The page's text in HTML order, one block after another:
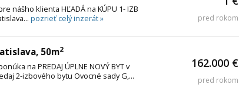
nášho klienta HĽADÁ na KÚPU 1- IZB
pozrieť celý inzerát » pred rokom
50m2
na PREDAJ ÚPLNE NOVÝ BYT v
2-izbového bytu Ovocné sady G,...
162.000 €
pred rokom